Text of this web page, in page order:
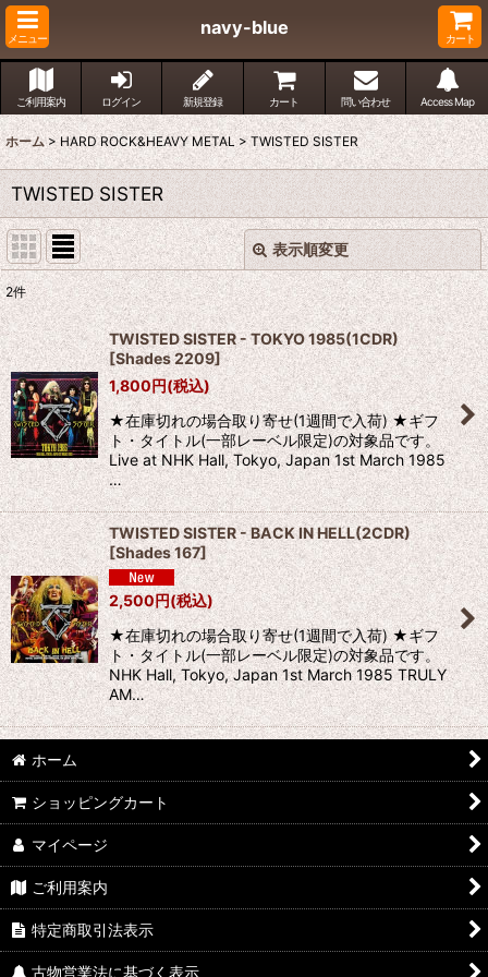
メニュー
navy-blue
カート
ご利用案内 ログイン 新規登録 カート 問い合わせ Access Map
ホーム > HARD ROCK&HEAVY METAL > TWISTED SISTER
TWISTED SISTER
表示順変更
表示数:
並び順:
絞り込む
閉じる
2件
TWISTED SISTER - TOKYO 1985(1CDR)
[Shades 2209]
1,800円(税込)
★在庫切れの場合取り寄せ(1週間で入荷) ★ギフ
ト・タイトル(一部レーベル限定)の対象品です。
Live at NHK Hall, Tokyo, Japan 1st March 1985
…
TWISTED SISTER - BACK IN HELL(2CDR)
[Shades 167]
2,500円(税込)
★在庫切れの場合取り寄せ(1週間で入荷) ★ギフ
ト・タイトル(一部レーベル限定)の対象品です。
NHK Hall, Tokyo, Japan 1st March 1985 TRULY
AM…
ホーム
ショッピングカート
マイページ
ご利用案内
特定商取引法表示
古物営業法に基づく表示